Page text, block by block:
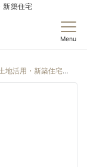
新築住宅
Menu
地活用・新築住宅